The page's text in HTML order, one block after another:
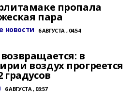
пропала
пара
новости 6 АВГУСТА , 04:54
в
воздух прогреется
градусов
6 АВГУСТА , 03:57